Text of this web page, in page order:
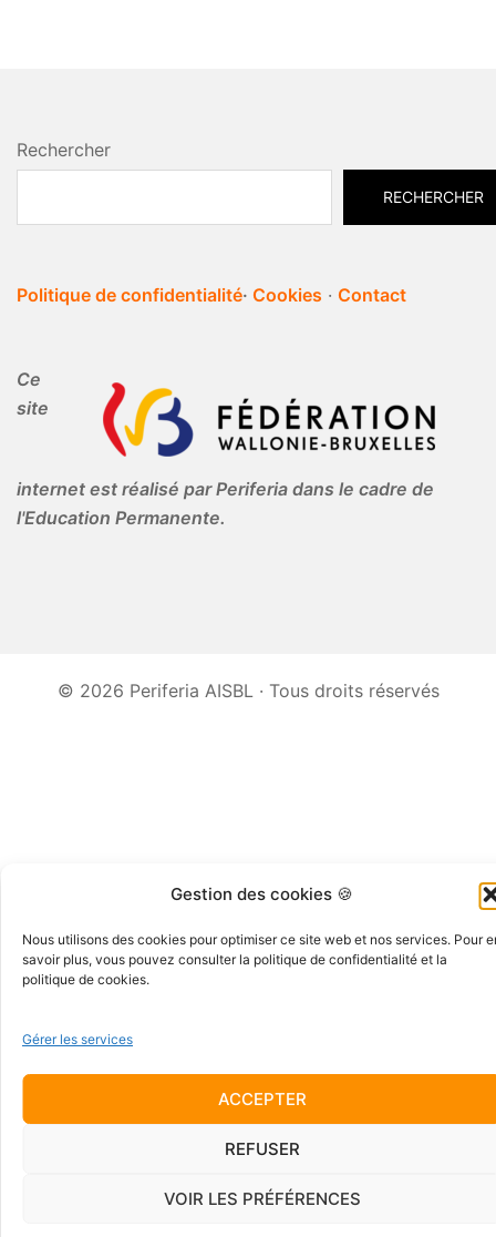
Gestion des cookies 🍪
Nous utilisons des cookies pour optimiser ce site web et nos services. Pour
savoir plus, vous pouvez consulter la politique de confidentialité et la
politique de cookies.
Gérer les services
ACCEPTER
REFUSER
VOIR LES PRÉFÉRENCES
Rechercher
RECHERCHER
Politique de confidentialité· Cookies · Contact
Ce
site
internet est réalisé par Periferia dans le cadre de
l'Education Permanente.
© 2026 Periferia AISBL · Tous droits réservés